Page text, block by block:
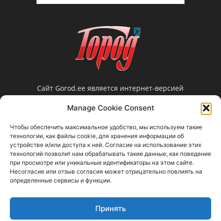
Manage Cookie Consent
Чтобы обеспечить максимальное удобство, мы используем такие
технологии, как файлы cookie, для хранения информации об
устройстве и/или доступа к ней. Согласие на использование этих
технологий позволит нам обрабатывать такие данные, как поведение
при просмотре или уникальные идентификаторы на этом сайте.
Несогласие или отзыв согласия может отрицательно повлиять на
определенные сервисы и функции.
Принять
Сайт Gorod.ee является интернет-версией
нарвской еженедельной газеты «Город».
Редакция не несет ответственности за
рекламных объявлениях и не предоставляет
справочной информации.
Свяжитесь с нами:gorod@gorod.ee